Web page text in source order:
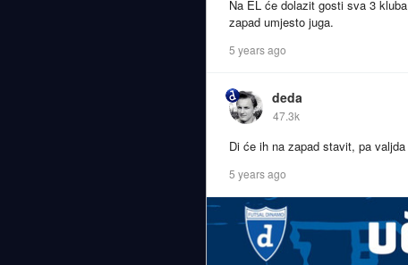
Na EL će dolazit gosti sva 3
zapad umjesto juga.
5 years ago
deda
47.3k
Di će ih na zapad stavit, pa
5 years ago